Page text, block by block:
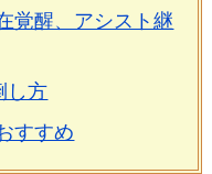
覚醒、アシスト継
し方
すすめ